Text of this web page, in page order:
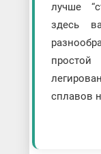
лучше
здесь
сплавов